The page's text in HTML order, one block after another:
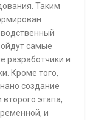
Таким
самые
разработчики и
Кроме того,
создание
этапа,
и